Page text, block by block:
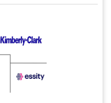
nécessite une attribution sous CC